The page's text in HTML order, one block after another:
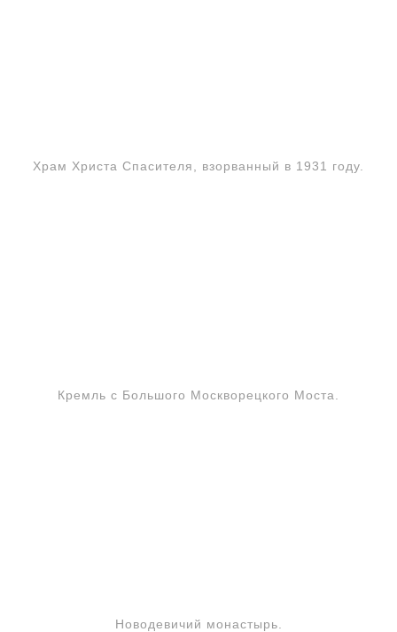
Храм Христа Спасителя, взорванный в 1931 году.
Кремль с Большого Москворецкого Моста.
Новодевичий монастырь.